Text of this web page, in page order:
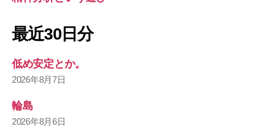
最近30日分
低め安定とか。
2026年8月7日
輪島
2026年8月6日